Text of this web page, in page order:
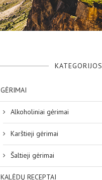
KATEGORIJOS
GĖRIMAI
Alkoholiniai gėrimai
Karštieji gėrimai
Šaltieji gėrimai
KALĖDŲ RECEPTAI